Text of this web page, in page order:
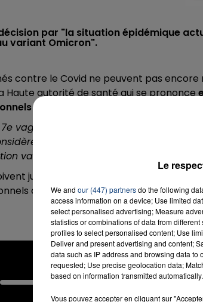
par "la situation épidémique
variant Omicron".
contre le Covid ne peuvent pas encore
Haute autorité de santé qui se prononce
de santé
e vague
que
les données ne sont pas de
vaccinale ", écrit la Haute autorité de
justifier d'un schéma vaccinal
concernés sont suspendus sans
Dance
Le
We and our (447) partnersdo the following
access information on a device; Use limited
select personalised advertising; Measure
statistics or combinations of data from
profiles to select personalised content; Use
Deliver and present advertising and content;
data such as IP address and browsing data
requested; Use precise geolocation data;
based on information transmitted automatically.
Vous pouvez accepter en cliquant sur